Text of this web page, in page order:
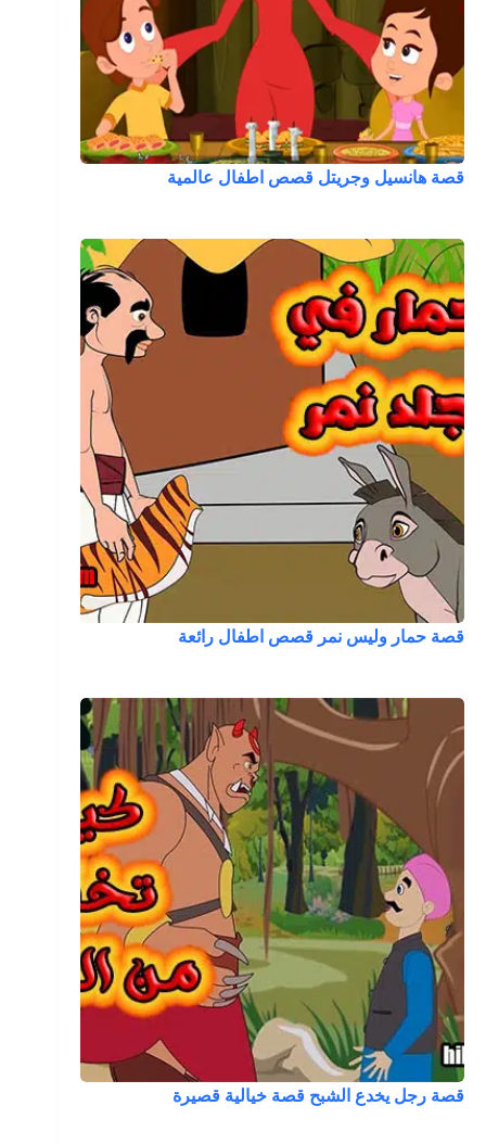
قصة هانسيل وجريتل قصص اطفال عالمية
قصة حمار وليس نمر قصص اطفال رائعة
قصة رجل يخدع الشبح قصة خيالية قصيرة